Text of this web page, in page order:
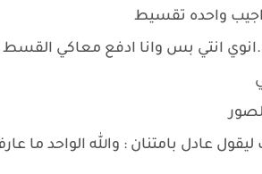
واحده تقسيط
انتي بس وانا ادفع معاكي القسط
عادل بامتنان : والله الواحد ما